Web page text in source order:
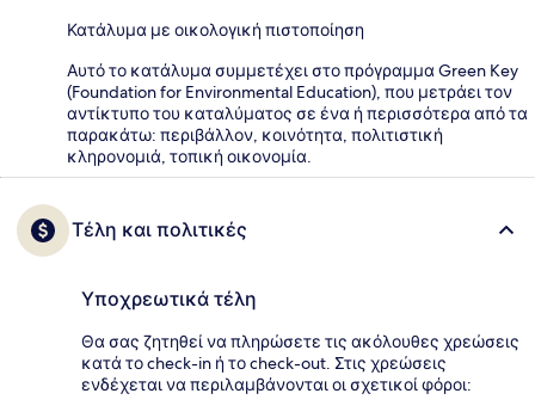
Κατάλυμα με οικολογική πιστοποίηση
Αυτό το κατάλυμα συμμετέχει στο πρόγραμμα Green Key
(Foundation for Environmental Education), που μετράει τον
αντίκτυπο του καταλύματος σε ένα ή περισσότερα από τα
παρακάτω: περιβάλλον, κοινότητα, πολιτιστική
κληρονομιά, τοπική οικονομία.
Τέλη και πολιτικές
Υποχρεωτικά τέλη
Θα σας ζητηθεί να πληρώσετε τις ακόλουθες χρεώσεις
κατά το check-in ή το check-out. Στις χρεώσεις
ενδέχεται να περιλαμβάνονται οι σχετικοί φόροι: